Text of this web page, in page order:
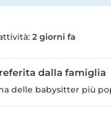
2 giorni fa
dalla famiglia
delle babysitter più